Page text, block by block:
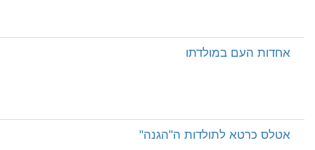
אחדות העם במולדתו
אטלס כרטא לתולדות ה"הגנה"